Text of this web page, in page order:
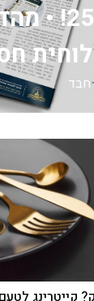
חוגגים
חבד
קייטרינג לטעם